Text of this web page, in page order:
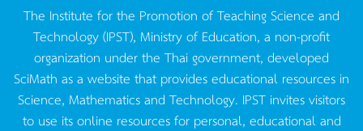
The Institute for the Promotion of Teaching Science and
Technology (IPST), Ministry of Education, a non-profit
organization under the Thai government, developed
SciMath as a website that provides educational resources in
Science, Mathematics and Technology. IPST invites visitors
to use its online resources for personal, educational and